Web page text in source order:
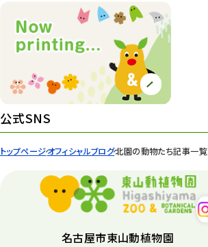
トップページオフィシャルブログ北園の動物たち記事一覧
桜情報
紅葉情報
ズーボ
イベント
公式SNS
名古屋市東山動植物園